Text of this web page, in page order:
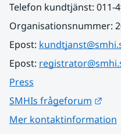
Telefon kundtjänst: 011-
Organisationsnummer:
Epost:
Epost:
Press
SMHIs frågeforum
Mer kontaktinformation